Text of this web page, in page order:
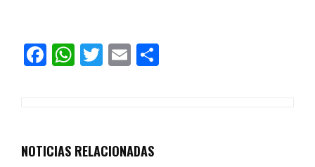
F
o
W
A
T
E
NOTICIAS RELACIONADAS